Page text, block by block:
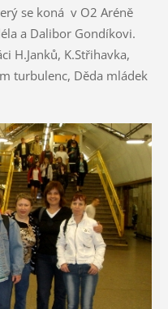
se koná v O2 Aréně
a Dalibor Gondíkovi.
H.Janků, K.Střihavka,
turbulenc, Děda mládek